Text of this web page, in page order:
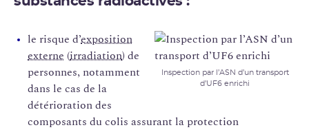
Inspection par l’ASN d’un transport
d’UF6 enrichi
le risque d’exposition
externe (irradiation) de
personnes, notamment
dans le cas de la
détérioration des
composants du colis assurant la protection